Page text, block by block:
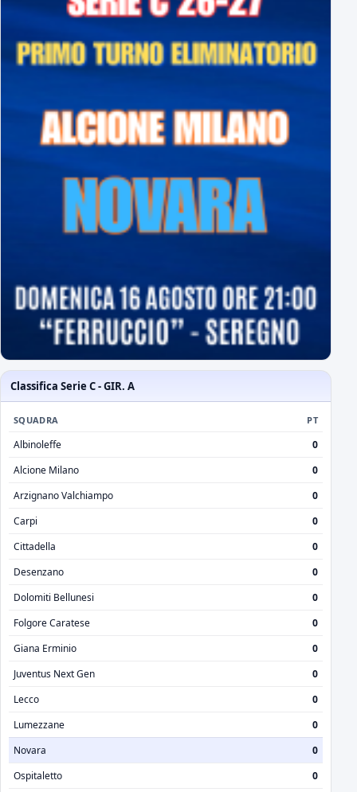
Classifica Serie C - GIR. A
SQUADRA PT
Albinoleffe
0
Alcione Milano
0
Arzignano Valchiampo
0
Carpi
0
Cittadella
0
Desenzano
0
Dolomiti Bellunesi
0
Folgore Caratese
0
Giana Erminio
0
Juventus Next Gen
0
Lecco
0
Lumezzane
0
Novara
0
Ospitaletto
0